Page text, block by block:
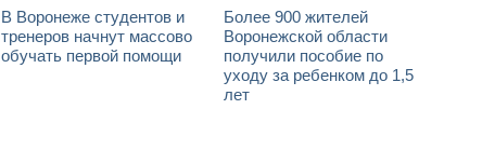
В Воронеже студентов и
тренеров начнут массово
обучать первой помощи
Более 900 жителей
Воронежской области
получили пособие по
уходу за ребенком до 1,5
лет